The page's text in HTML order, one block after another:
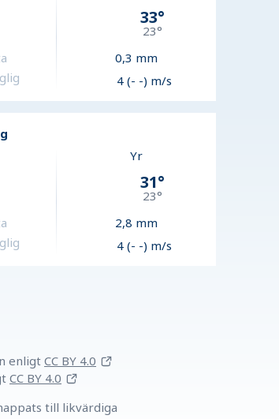
33°
23°
0,3 mm
4 (- -) m/s
Yr
31°
23°
2,8 mm
4 (- -) m/s
enligt CC BY 4.0
CC BY 4.0
till likvärdiga